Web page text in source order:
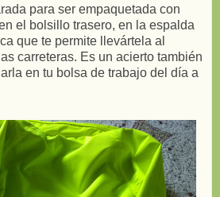
para ser empaquetada con
el bolsillo trasero, en la espalda
que te permite llevártela al
carreteras. Es un acierto también
en tu bolsa de trabajo del día a